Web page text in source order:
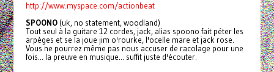
http://www.myspace.com/actionbeat
SPOONO (uk, no statement, woodland)
Tout seul à la guitare 12 cordes, jack, alias spoono fait péter les
arpèges et se la joue jim o'rourke, l'ocelle mare et jack rose.
Vous ne pourrez même pas nous accuser de racolage pour une
fois... la preuve en musique... suffit juste d'écouter.